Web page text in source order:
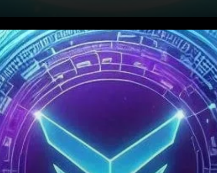
VeChain (VET) traverse
actuellement un moment
décisif dans son action de
prix, le token testant un niveau
de support crucial…